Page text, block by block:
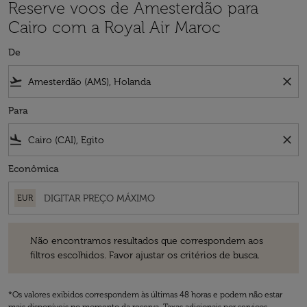
Reserve voos de Amesterdão para
Cairo com a Royal Air Maroc
De
flight_takeoff close
Para
flight_land close
Econômica
EUR
Não encontramos resultados que correspondem aos
filtros escolhidos. Favor ajustar os critérios de busca.
*Os valores exibidos correspondem às últimas 48 horas e podem não estar